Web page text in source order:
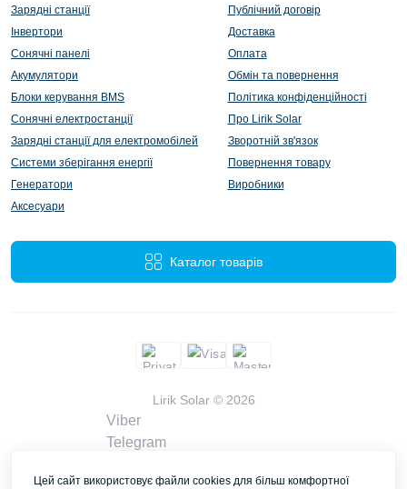
Зарядні станції
Інвертори
Сонячні панелі
Акумулятори
Блоки керування BMS
Сонячні електростанції
Зарядні станції для електромобілей
Системи зберігання енергії
Генератори
Аксесуари
Публічний договір
Доставка
Оплата
Обмін та повернення
Політика конфіденційності
Про Lirik Solar
Зворотній зв'язок
Повернення товару
Виробники
Каталог товарів
Lirik Solar © 2026
Viber
Telegram
Цей сайт використовує файли cookies для більш комфортної